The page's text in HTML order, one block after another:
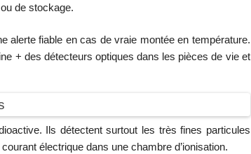
de stockage.
alerte fiable en cas de vraie montée en température.
+ des détecteurs optiques dans les pièces de vie et
Ils détectent surtout les très fines particules
électrique dans une chambre d’ionisation.